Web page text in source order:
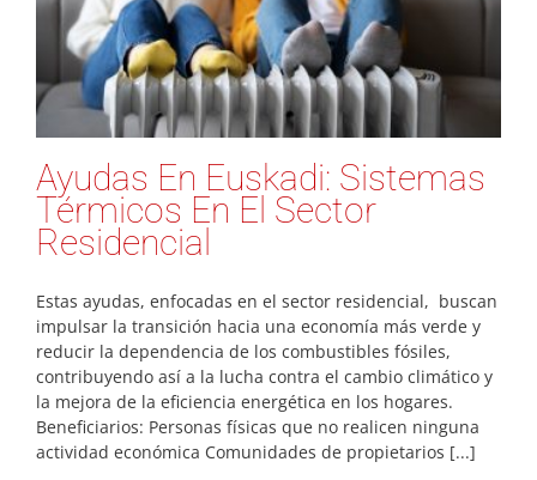
Ayudas En Euskadi: Sistemas
Térmicos En El Sector
Residencial
Estas ayudas, enfocadas en el sector residencial, buscan
impulsar la transición hacia una economía más verde y
reducir la dependencia de los combustibles fósiles,
contribuyendo así a la lucha contra el cambio climático y
la mejora de la eficiencia energética en los hogares.
Beneficiarios: Personas físicas que no realicen ninguna
actividad económica Comunidades de propietarios [...]